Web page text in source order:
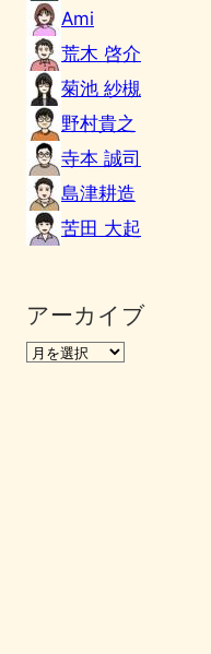
Ami
荒木 啓介
菊池 紗槻
野村貴之
寺本 誠司
島津耕造
苦田 大起
アーカイブ